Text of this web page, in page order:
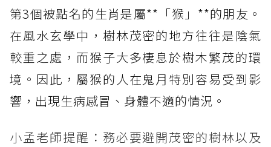
第3個被點名的生肖是屬**「猴」**的朋友。
在風水玄學中，樹林茂密的地方往往是陰氣
較重之處，而猴子大多棲息於樹木繁茂的環
境。因此，屬猴的人在鬼月特別容易受到影
響，出現生病感冒、身體不適的情況。
小孟老師提醒：務必要避開茂密的樹林以及